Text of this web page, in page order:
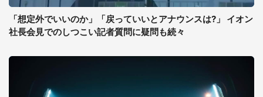
「想定外でいいのか」「戻っていいとアナウンスは?」 イオン
社長会見でのしつこい記者質問に疑問も続々